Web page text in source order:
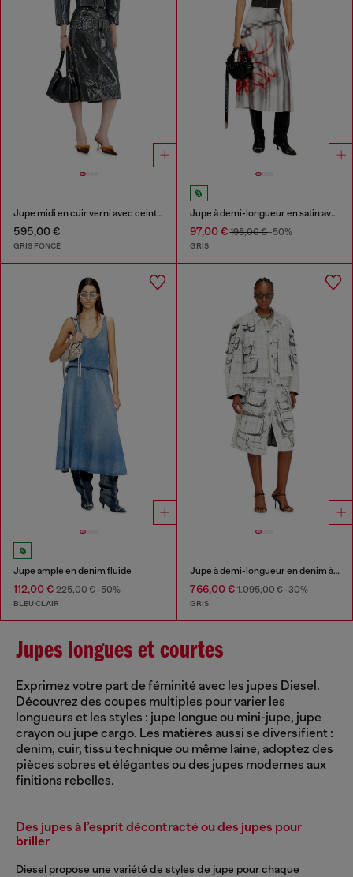
Jupe midi en cuir verni avec ceinture
595,00 €
GRIS FONCÉ
Jupe à demi-longueur en satin avec imprimé graffiti
97,00 €195,00 €-50%
GRIS
Jupe ample en denim fluide
112,00 € 225,00 €-50%
BLEU CLAIR
Jupe à demi-longueur en denim à effet pelé
766,00 €1.095,00 €-30%
GRIS
Jupes longues et courtes
Exprimez votre part de féminité avec les jupes Diesel.
Découvrez des coupes multiples pour varier les
longueurs et les styles : jupe longue ou mini-jupe, jupe
crayon ou jupe cargo. Les matières aussi se diversifient :
denim, cuir, tissu technique ou même laine, adoptez des
pièces sobres et élégantes ou des jupes modernes aux
finitions rebelles.
Des jupes à l’esprit décontracté ou des jupes pour
briller
Diesel propose une variété de styles de jupe pour chaque